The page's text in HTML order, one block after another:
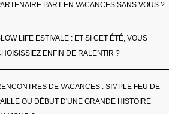
PART EN VACANCES SANS VOUS ?
LIFE ESTIVALE : ET SI CET ÉTÉ, VOUS
ENFIN DE RALENTIR ?
DE VACANCES : SIMPLE FEU DE
OU DÉBUT D'UNE GRANDE HISTOIRE